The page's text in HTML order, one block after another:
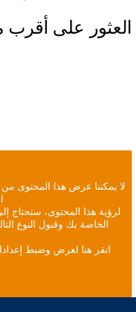
العثور على أقرب
لا يمكننا عرض هذا المحتوى
لرؤية هذا المحتوى، ستحتاج
الخاصة بك وقبول النوع
انقر هنا لعرض وضبط